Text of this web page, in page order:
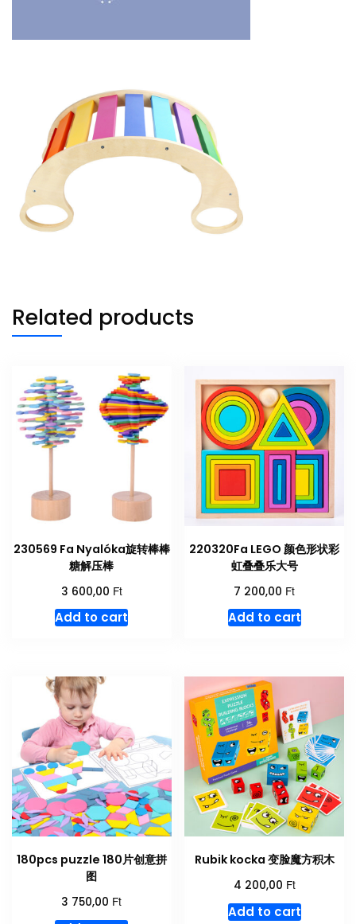
Related products
230569 Fa Nyalóka旋转棒棒
糖解压棒
3 600,00 Ft
Add to cart
220320Fa LEGO 颜色形状彩
虹叠叠乐大号
7 200,00 Ft
Add to cart
180pcs puzzle 180片创意拼
图
3 750,00 Ft
Rubik kocka 变脸魔方积木
4 200,00 Ft
Add to cart